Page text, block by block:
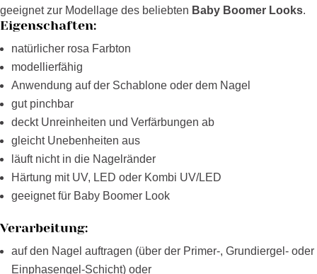
geeignet zur Modellage des beliebten Baby Boomer Looks.
Eigenschaften:
natürlicher rosa Farbton
modellierfähig
Anwendung auf der Schablone oder dem Nagel
gut pinchbar
deckt Unreinheiten und Verfärbungen ab
gleicht Unebenheiten aus
läuft nicht in die Nagelränder
Härtung mit UV, LED oder Kombi UV/LED
geeignet für Baby Boomer Look
Verarbeitung:
auf den Nagel auftragen (über der Primer-, Grundiergel- oder
Einphasengel-Schicht) oder